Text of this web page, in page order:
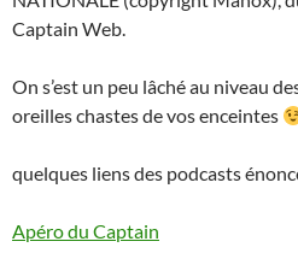
Captain Web.
On s’est un peu lâché au niveau
oreilles chastes de vos enceintes
quelques liens des podcasts
Apéro du Captain